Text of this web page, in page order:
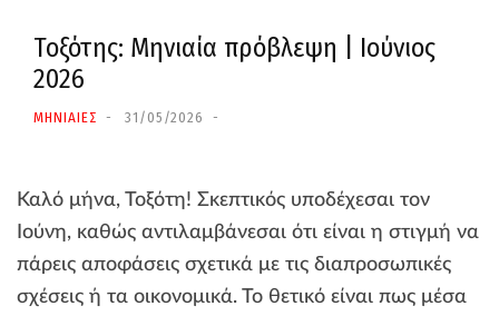
Τοξότης: Μηνιαία πρόβλεψη | Ιούνιος
2026
ΜΗΝΙΑΙΕΣ 31/05/2026
Καλό μήνα, Τοξότη! Σκεπτικός υποδέχεσαι τον
Ιούνη, καθώς αντιλαμβάνεσαι ότι είναι η στιγμή να
πάρεις αποφάσεις σχετικά με τις διαπροσωπικές
σχέσεις ή τα οικονομικά. Το θετικό είναι πως μέσα